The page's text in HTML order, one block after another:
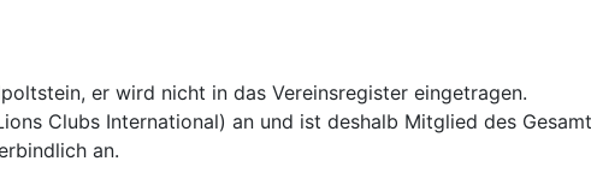
er wird nicht in das Vereinsregister eingetragen.
Clubs International) an und ist deshalb Mitglied des
an.